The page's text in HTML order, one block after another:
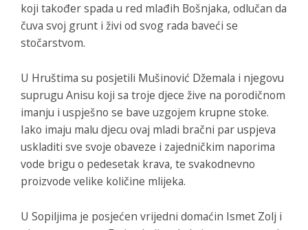
koji također spada u red mlađih Bošnjaka, odlučan da
čuva svoj grunt i živi od svog rada baveći se
stočarstvom.
U Hruštima su posjetili Mušinović Džemala i njegovu
suprugu Anisu koji sa troje djece žive na porodičnom
imanju i uspješno se bave uzgojem krupne stoke.
Iako imaju malu djecu ovaj mladi bračni par uspjeva
uskladiti sve svoje obaveze i zajedničkim naporima
vode brigu o pedesetak krava, te svakodnevno
proizvode velike količine mlijeka.
U Sopiljima je posjećen vrijedni domaćin Ismet Zolj i